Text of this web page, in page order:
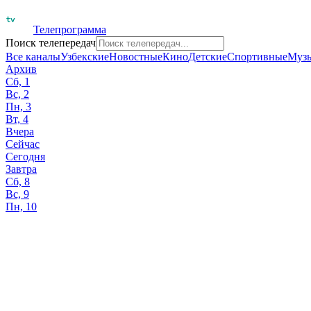
Телепрограмма
Поиск телепередач
Все каналыУзбекскиеНовостныеКиноДетскиеСпортивные
Архив
Сб, 1
Вс, 2
Пн, 3
Вт, 4
Вчера
Сейчас
Сегодня
Завтра
Сб, 8
Вс, 9
Пн, 10